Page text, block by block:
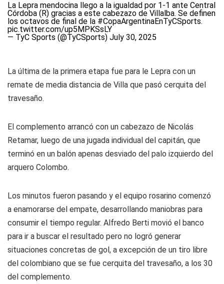
La Lepra mendocina llego a la igualdad por 1-1 ante Central
Córdoba (R) gracias a este cabezazo de Villalba. Se definen
los octavos de final de la #CopaArgentinaEnTyCSports.
pic.twitter.com/up5MPKSsLY
— TyC Sports (@TyCSports) July 30, 2025
La última de la primera etapa fue para le Lepra con un
remate de media distancia de Villa que pasó cerquita del
travesaño.
El complemento arrancó con un cabezazo de Nicolás
Retamar, luego de una jugada individual del capitán, que
terminó en un balón apenas desviado del palo izquierdo del
arquero Colombo.
Los minutos fueron pasando y el equipo rosarino comenzó
a enamorarse del empate, desarrollando maniobras para
consumir el tiempo regular. Alfredo Berti movió el banco
para ir a buscar el resultado pero no logró generar
situaciones concretas de gol, a excepción de un tiro libre
del colombiano que se fue cerquita del travesaño, a los 30
del complemento.